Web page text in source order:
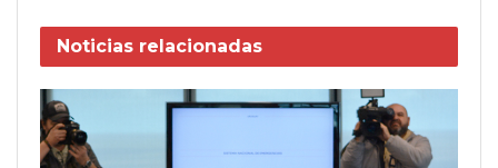
Noticias relacionadas